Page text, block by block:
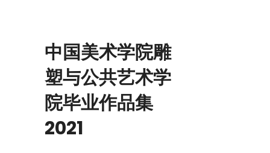
中国美术学院雕
塑与公共艺术学
院毕业作品集
2021